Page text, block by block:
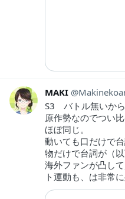
MAKI
S3 バトル無いから
原作勢なのでつい
ほぼ同じ。
動いても口だけで
物だけで台詞が（以
海外ファンが凸し
ト運動も、は非常